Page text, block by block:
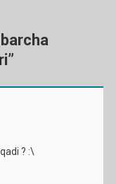
”
? :\